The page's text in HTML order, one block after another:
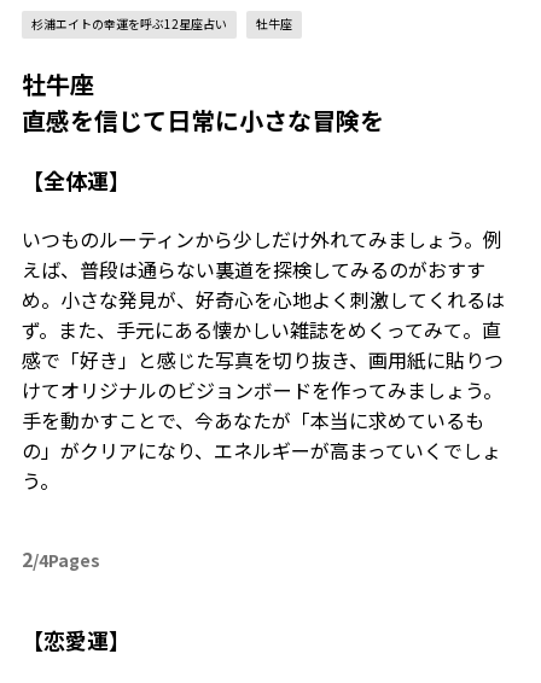
杉浦エイトの幸運を呼ぶ12星座占い 牡牛座
牡牛座
直感を信じて日常に小さな冒険を
【全体運】
いつものルーティンから少しだけ外れてみましょう。例
えば、普段は通らない裏道を探検してみるのがおすす
め。小さな発見が、好奇心を心地よく刺激してくれるは
ず。また、手元にある懐かしい雑誌をめくってみて。直
感で「好き」と感じた写真を切り抜き、画用紙に貼りつ
けてオリジナルのビジョンボードを作ってみましょう。
手を動かすことで、今あなたが「本当に求めているも
の」がクリアになり、エネルギーが高まっていくでしょ
う。
2/4Pages
【恋愛運】